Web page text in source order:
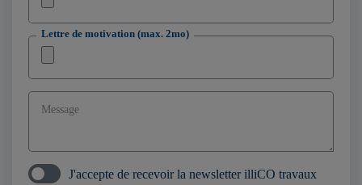
Lettre de motivation (max. 2mo)
Message
J'accepte de recevoir la newsletter illiCO travaux